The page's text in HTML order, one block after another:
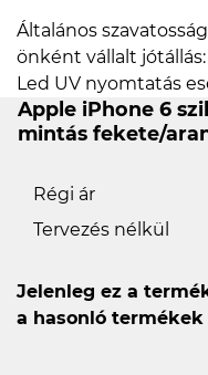
Általános
önként vállalt jótállás:
Led UV nyomtatás
Apple iPhone 6
mintás fekete/
Régi ár
Tervezés nélkül
Jelenleg ez a
a hasonló